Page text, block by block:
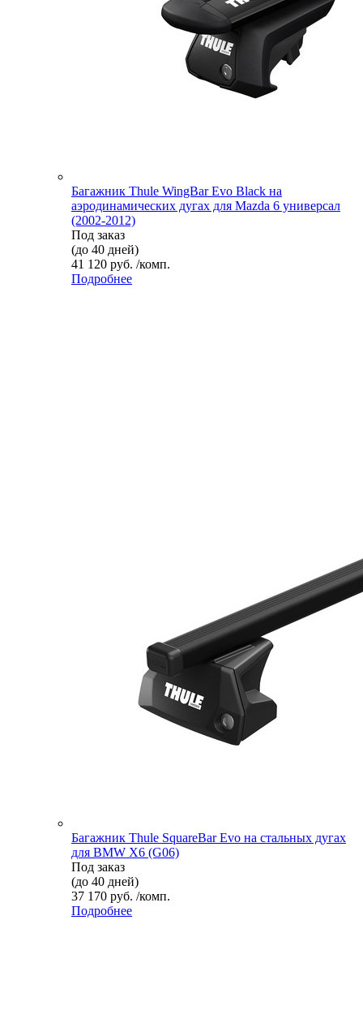
Багажник Thule WingBar Evo Black на
аэродинамических дугах для Mazda 6 универсал
(2002-2012)
Под заказ
(до 40 дней)
41 120 руб. /комп.
Подробнее
Багажник Thule SquareBar Evo на стальных дугах
для BMW X6 (G06)
Под заказ
(до 40 дней)
37 170 руб. /комп.
Подробнее